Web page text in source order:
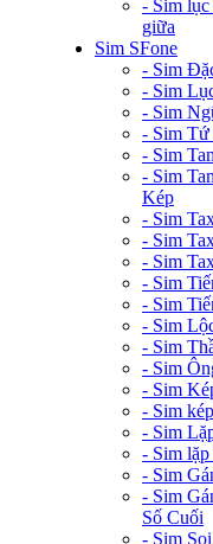
- Sim
giữa
Sim SFone
- Sim
- Sim
- Sim
- Sim
- Sim
- Sim
Kép
- Sim
- Sim
- Sim
- Sim
- Sim
- Sim
- Sim
- Sim
- Sim
- Sim
- Sim
- Sim lặp
- Sim
- Sim
Số Cuối
- Sim Soi